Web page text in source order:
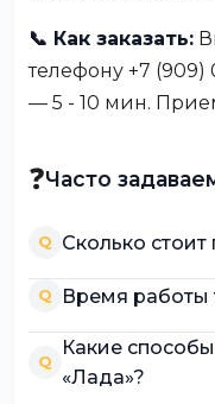
📞 Как заказать:
телефону +7
— 5 - 10 мин.
❓Часто
Q Сколько стоит
Q Время работы
Q
Какие
«Лада»?